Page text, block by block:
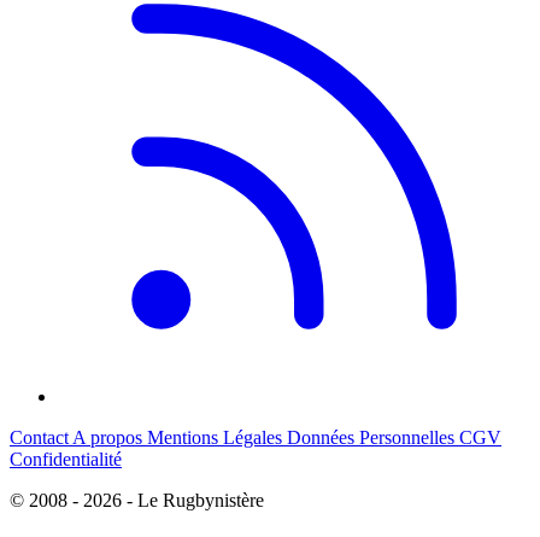
Contact A propos Mentions Légales Données Personnelles CGV
Confidentialité
© 2008 - 2026 - Le Rugbynistère